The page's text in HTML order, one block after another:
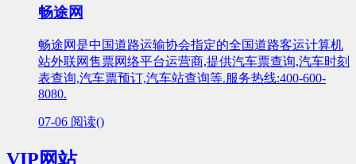
畅途网
畅途网是中国道路运输协会指定的全国道路客运计算机
站外联网售票网络平台运营商,提供汽车票查询,汽车时刻
表查询,汽车票预订,汽车站查询等.服务热线:400-600-
8080.
07-06 阅读()
VIP网站